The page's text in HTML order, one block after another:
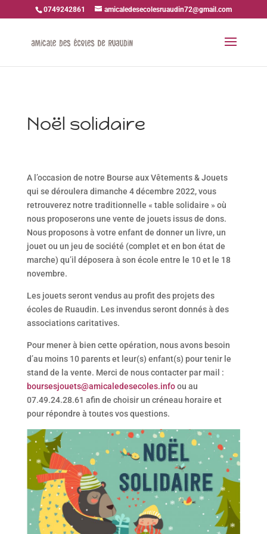
0749242861 amicaledesecolesruaudin72@gmail.com
Noël solidaire
A l’occasion de notre Bourse aux Vêtements & Jouets
qui se déroulera dimanche 4 décembre 2022, vous
retrouverez notre traditionnelle « table solidaire » où
nous proposerons une vente de jouets issus de dons.
Nous proposons à votre enfant de donner un livre, un
jouet ou un jeu de société (complet et en bon état de
marche) qu’il déposera à son école entre le 10 et le 18
novembre.
Les jouets seront vendus au profit des projets des
écoles de Ruaudin. Les invendus seront donnés à des
associations caritatives.
Pour mener à bien cette opération, nous avons besoin
d’au moins 10 parents et leur(s) enfant(s) pour tenir le
stand de la vente. Merci de nous contacter par mail :
boursesjouets@amicaledesecoles.infoou au
07.49.24.28.61 afin de choisir un créneau horaire et
pour répondre à toutes vos questions.